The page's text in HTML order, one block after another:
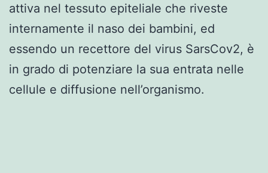
attiva nel tessuto epiteliale che riveste
internamente il naso dei bambini, ed
essendo un recettore del virus SarsCov2, è
in grado di potenziare la sua entrata nelle
cellule e diffusione nell’organismo.